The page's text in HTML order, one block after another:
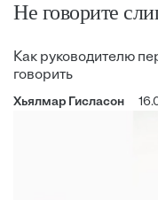
Не говорите
Как руководителю
говорить
Хьялмар Гисласон